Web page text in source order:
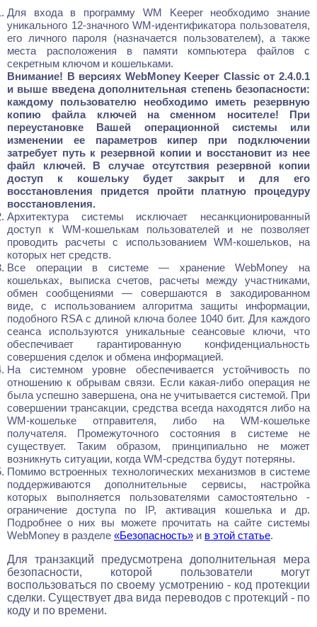
Для входа в программу WM Keeper необходимо знание
уникального 12-значного WM-идентификатора пользователя,
его личного пароля (назначается пользователем), а также
места расположения в памяти компьютера файлов с
секретным ключом и кошельками.
Внимание! В версиях WebMoney Keeper Classic от 2.4.0.1
и выше введена дополнительная степень безопасности:
каждому пользователю необходимо иметь резервную
копию файла ключей на сменном носителе! При
переустановке Вашей операционной системы или
изменении ее параметров кипер при подключении
затребует путь к резервной копии и восстановит из нее
файл ключей. В случае отсутствия резервной копии
доступ к кошельку будет закрыт и для его
восстановления придется пройти платную процедуру
восстановления.
Архитектура системы исключает несанкционированный
доступ к WM-кошелькам пользователей и не позволяет
проводить расчеты с использованием WM-кошельков, на
которых нет средств.
Все операции в системе — хранение WebMoney на
кошельках, выписка счетов, расчеты между участниками,
обмен сообщениями — совершаются в закодированном
виде, с использованием алгоритма защиты информации,
подобного RSA с длиной ключа более 1040 бит. Для каждого
сеанса используются уникальные сеансовые ключи, что
обеспечивает гарантированную конфиденциальность
совершения сделок и обмена информацией.
На системном уровне обеспечивается устойчивость по
отношению к обрывам связи. Если какая-либо операция не
была успешно завершена, она не учитывается системой. При
совершении трансакции, средства всегда находятся либо на
WM-кошельке отправителя, либо на WM-кошельке
получателя. Промежуточного состояния в системе не
существует. Таким образом, принципиально не может
возникнуть ситуации, когда WM-средства будут потеряны.
Помимо встроенных технологических механизмов в системе
поддерживаются дополнительные сервисы, настройка
которых выполняется пользователями самостоятельно -
ограничение доступа по IP, активация кошелька и др.
Подробнее о них вы можете прочитать на сайте системы
WebMoney в разделе «Безопасность» и в этой статье.
Для транзакций предусмотрена дополнительная мера
безопасности, которой пользователи могут
воспользоваться по своему усмотрению - код протекции
сделки. Существует два вида переводов с протекций - по
коду и по времени.